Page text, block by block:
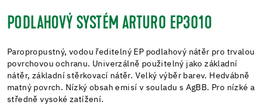
PODLAHOVÝ SYSTÉM ARTURO EP3010
Paropropustný, vodou ředitelný EP podlahový nátěr pro trvalou
povrchovou ochranu. Univerzálně použitelný jako základní
nátěr, základní stěrkovací nátěr. Velký výběr barev. Hedvábně
matný povrch. Nízký obsah emisí v souladu s AgBB. Pro nízké a
středně vysoké zatížení.